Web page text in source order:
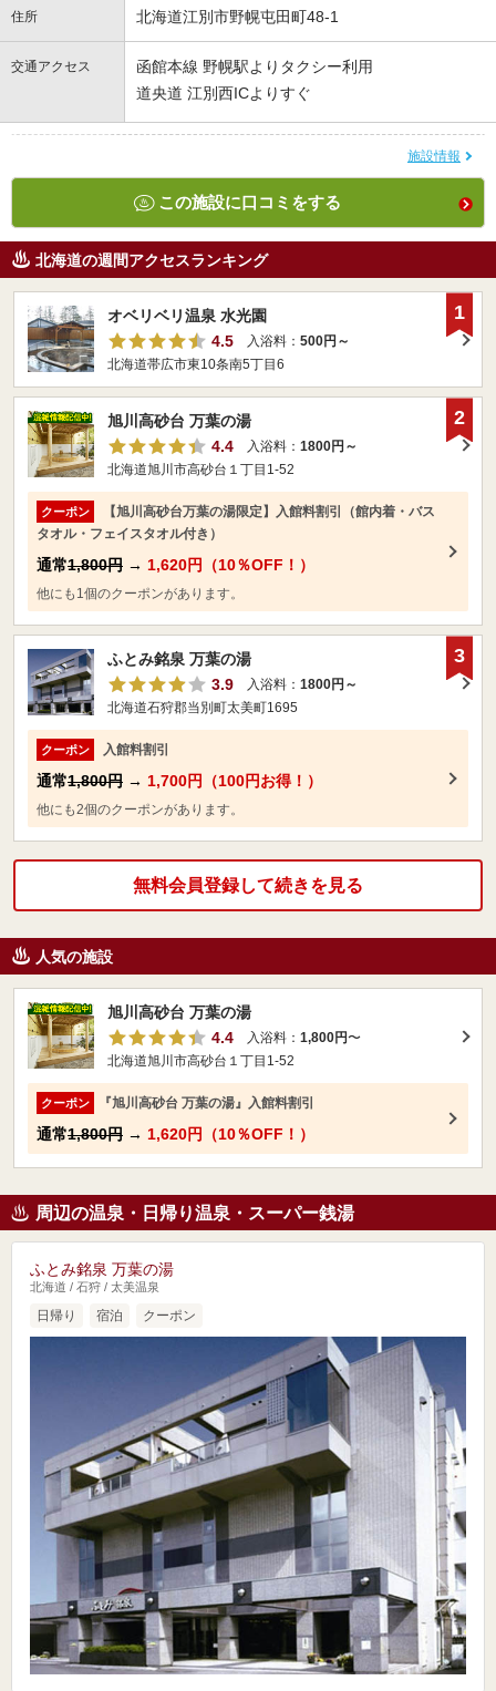
住所 北海道江別市野幌屯田町48-1
交通アクセス
函館本線 野幌駅よりタクシー利用
道央道 江別西ICよりすぐ
施設情報
この施設に口コミをする
北海道の週間アクセスランキング
オベリベリ温泉 水光園
4.5
入浴料： 500円～
北海道帯広市東10条南5丁目6
1
旭川高砂台 万葉の湯
4.4
入浴料： 1800円～
北海道旭川市高砂台１丁目1-52
クーポン
【旭川高砂台万葉の湯限定】入館料割引（館内着・バス
タオル・フェイスタオル付き）
通常1,800円 → 1,620円（10％OFF！）
他にも1個のクーポンがあります。
2
ふとみ銘泉 万葉の湯
3.9
入浴料： 1800円～
北海道石狩郡当別町太美町1695
クーポン 入館料割引
通常1,800円 → 1,700円（100円お得！）
他にも2個のクーポンがあります。
3
無料会員登録して続きを見る
人気の施設
旭川高砂台 万葉の湯
4.4
入浴料： 1,800円〜
北海道旭川市高砂台１丁目1-52
クーポン 『旭川高砂台 万葉の湯』入館料割引
通常1,800円 → 1,620円（10％OFF！）
周辺の温泉・日帰り温泉・スーパー銭湯
ふとみ銘泉 万葉の湯
北海道 / 石狩 / 太美温泉
日帰り 宿泊 クーポン